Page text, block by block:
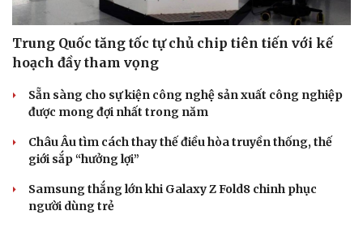
Trung Quốc tăng tốc tự chủ chip tiên tiến với kế
hoạch đầy tham vọng
Sẵn sàng cho sự kiện công nghệ sản xuất công nghiệp
được mong đợi nhất trong năm
Châu Âu tìm cách thay thế điều hòa truyền thống, thế
giới sắp “hưởng lợi”
Samsung thắng lớn khi Galaxy Z Fold8 chinh phục
người dùng trẻ